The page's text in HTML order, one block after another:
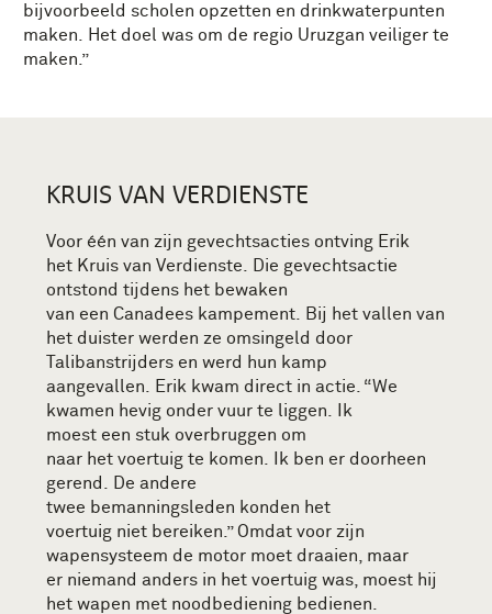
bijvoorbeeld scholen opzetten en drinkwaterpunten
maken.
Het doel was om de regio Uruzgan veiliger te
maken. ”
KRUIS VAN VERDIENSTE
Voor één van zijn gevechtsacties ontving Erik
het Kruis van Verdienste
Die gevechtsactie
ontstond tijdens het bewaken
van een Canadees kampement.
Bij het vallen van
het duister werden ze omsingeld door
Talibanstrijders en werd hun kamp
aangevallen.
Erik kwam direct in actie. “We
kwamen hevig onder vuur te liggen.
Ik
moest een stuk overbruggen om
naar het voertuig te komen.
Ik ben er doorheen
gerend.
De andere
twee bemanningsleden konden het
voertuig niet bereiken ” Omdat voor zijn
wapensysteem de motor moet draaien, maar
er niemand anders in het voertuig was, moest hij
het wapen met noodbediening bedienen.